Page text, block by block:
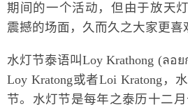
期间的一个活动，但由于放天
震撼的场面，久而久之大家更喜
水灯节泰语叫Loy Krathong (ลอ
Loy Kratong或者Loi Kratong，
节。水灯节是每年之泰历十二